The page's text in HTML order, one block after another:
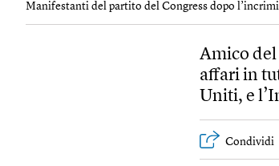
Manifestanti del partito del Congress dopo
Amico
affari in
Uniti, e
Condividi